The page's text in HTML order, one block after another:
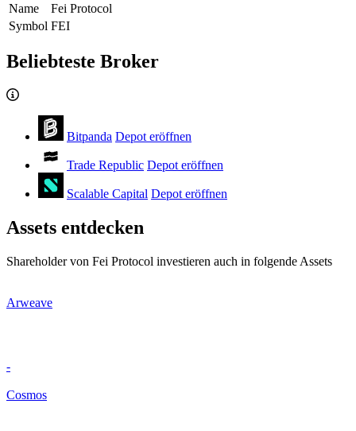
Name
Fei Protocol
Symbol FEI
Beliebteste Broker
Bitpanda Depot eröffnen
Trade Republic Depot eröffnen
Scalable Capital Depot eröffnen
Assets entdecken
Shareholder von Fei Protocol investieren auch in folgende Assets
Arweave
-
Cosmos